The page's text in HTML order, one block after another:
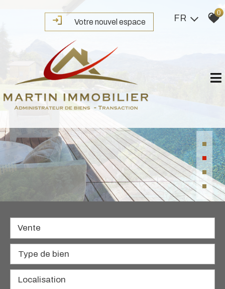
Votre nouvel espace FR
0
Vente